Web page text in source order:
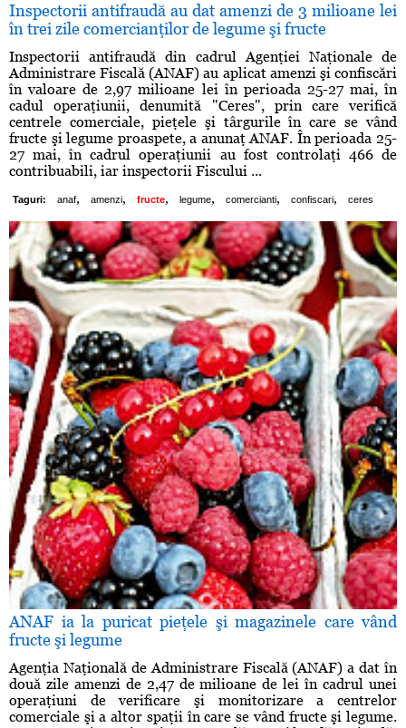
Inspectorii antifraudă au dat amenzi de 3 milioane lei
în trei zile comercianţilor de legume şi fructe
Inspectorii antifraudă din cadrul Agenţiei Naţionale de
Administrare Fiscală (ANAF) au aplicat amenzi şi confiscări
în valoare de 2,97 milioane lei în perioada 25-27 mai, în
cadul operaţiunii, denumită "Ceres", prin care verifică
centrele comerciale, pieţele şi târgurile în care se vând
fructe şi legume proaspete, a anunaţ ANAF. În perioada 25-
27 mai, în cadrul operaţiunii au fost controlaţi 466 de
contribuabili, iar inspectorii Fiscului ...
Taguri: anaf, amenzi, fructe, legume, comercianti, confiscari, ceres
ANAF ia la puricat pieţele şi magazinele care vând
fructe şi legume
Agenţia Naţională de Administrare Fiscală (ANAF) a dat în
două zile amenzi de 2,47 de milioane de lei în cadrul unei
operaţiuni de verificare şi monitorizare a centrelor
comerciale şi a altor spaţii în care se vând fructe şi legume.